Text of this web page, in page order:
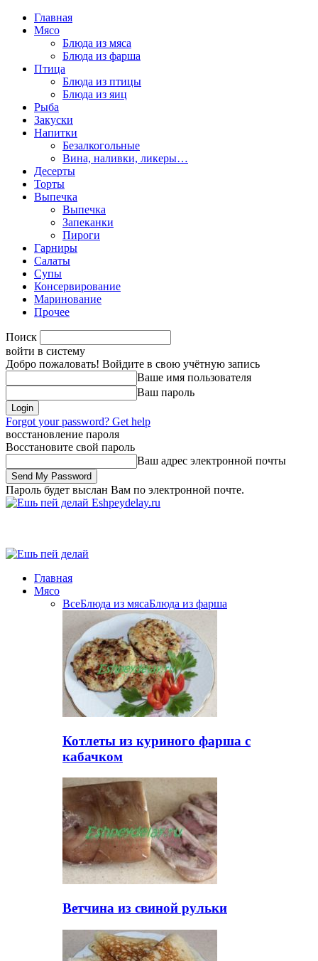
Главная
Мясо
Блюда из мяса
Блюда из фарша
Птица
Блюда из птицы
Блюда из яиц
Рыба
Закуски
Напитки
Безалкогольные
Вина, наливки, ликеры…
Десерты
Торты
Выпечка
Выпечка
Запеканки
Пироги
Гарниры
Салаты
Супы
Консервирование
Маринование
Прочее
Поиск
войти в систему
Добро пожаловать! Войдите в свою учётную запись
Ваше имя пользователя
Ваш пароль
Forgot your password? Get help
восстановление пароля
Восстановите свой пароль
Ваш адрес электронной почты
Пароль будет выслан Вам по электронной почте.
Eshpeydelay.ru
Главная
Мясо
ВсеБлюда из мясаБлюда из фарша
Котлеты из куриного фарша с
кабачком
Ветчина из свиной рульки